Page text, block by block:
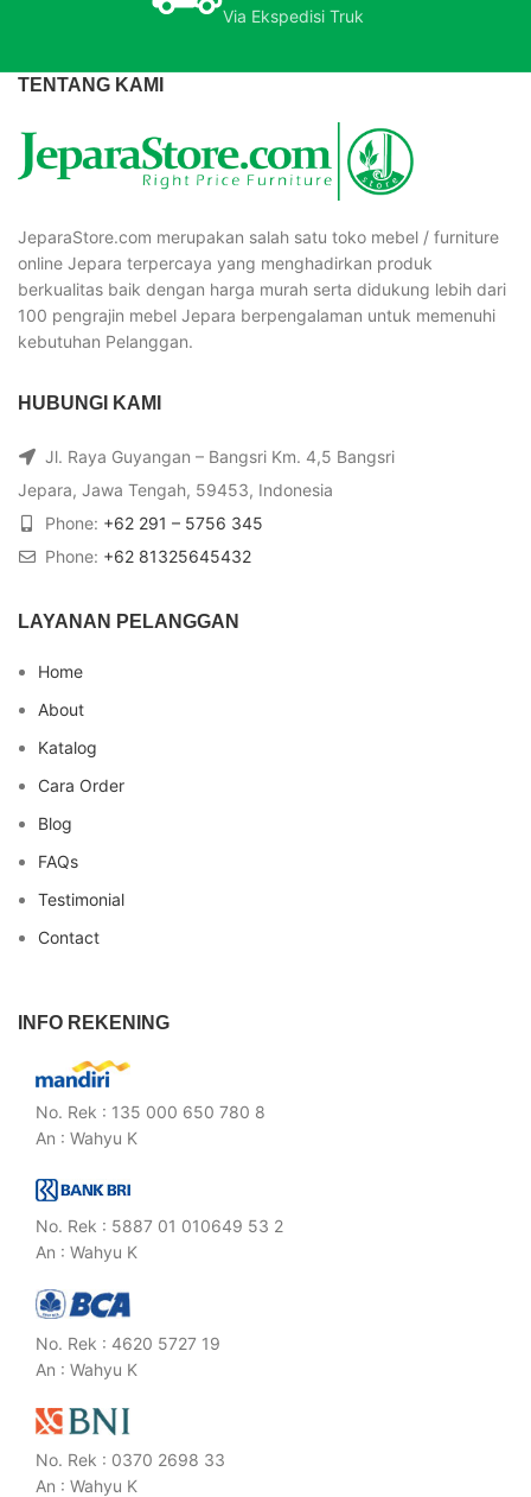
Via Ekspedisi Truk
TENTANG KAMI
JeparaStore.com merupakan salah satu toko mebel / furniture
online Jepara terpercaya yang menghadirkan produk
berkualitas baik dengan harga murah serta didukung lebih dari
100 pengrajin mebel Jepara berpengalaman untuk memenuhi
kebutuhan Pelanggan.
HUBUNGI KAMI
Jl. Raya Guyangan – Bangsri Km. 4,5 Bangsri
Jepara, Jawa Tengah, 59453, Indonesia
Phone: +62 291 – 5756 345
Phone: +62 81325645432
LAYANAN PELANGGAN
Home
About
Katalog
Cara Order
Blog
FAQs
Testimonial
Contact
INFO REKENING
No. Rek : 135 000 650 780 8
An : Wahyu K
No. Rek : 5887 01 010649 53 2
An : Wahyu K
No. Rek : 4620 5727 19
An : Wahyu K
No. Rek : 0370 2698 33
An : Wahyu K